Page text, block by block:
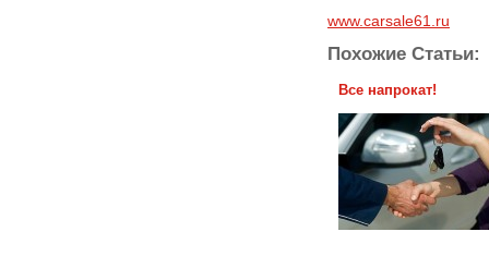
www.carsale61.ru
Похожие Статьи:
Все напрокат!